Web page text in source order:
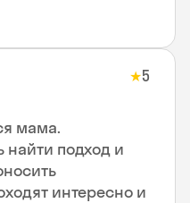
★5
мама.
найти подход и
интересно и